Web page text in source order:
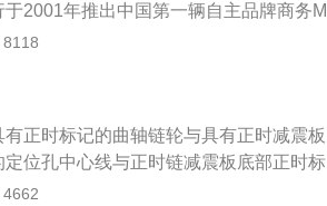
2001年推出中国第一辆自主品牌商务M
销量长期稳居国内MPV市场前三行
包括ALL-POWER燃油精控技术、ALL-
制系统三大技术体系。
8118
正时标记的曲轴链轮与具有正时减震板
位孔中心线与正时链减震板底部正时标
内的配器机构，使发动机进气门，排气
4662